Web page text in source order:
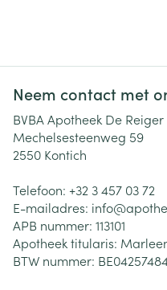
Neem contact met
BVBA Apotheek De Reiger
Mechelsesteenweg 59
2550 Kontich
Telefoon: +32 3 457 03 72
E-mailadres: info@
APB nummer: 113101
Apotheek titularis:
BTW nummer: